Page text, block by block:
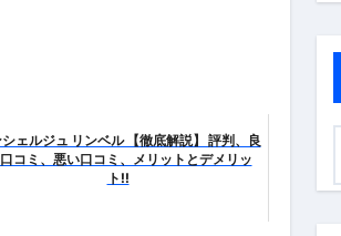
まで、硬い爪／巻き爪／飛び散り対策の
済みの選び方と、年末年始に“満足度
化”
ェルジュ リンベル 【徹底解説】 評判、良
コミ、悪い口コミ、メリットとデメリッ
ト!!